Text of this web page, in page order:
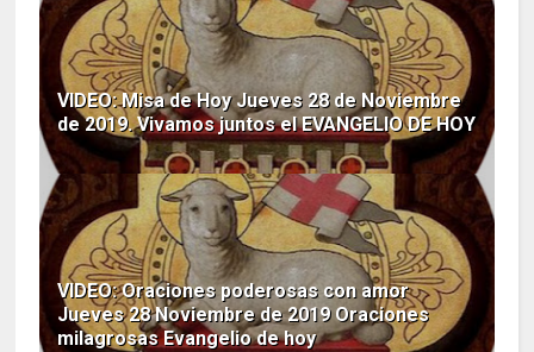
VIDEO: Misa de Hoy Jueves 28 de Noviembre
de 2019. Vivamos juntos el EVANGELIO DE HOY
VIDEO: Oraciones poderosas con amor
Jueves 28 Noviembre de 2019 Oraciones
milagrosas Evangelio de hoy